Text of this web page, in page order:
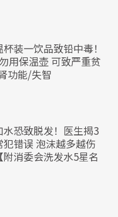
装一饮品致铅中毒！
用保温壶 可致严重贫
功能/失智
水恐致脱发！医生揭3
犯错误 泡沫越多越伤
附消委会洗发水5星名